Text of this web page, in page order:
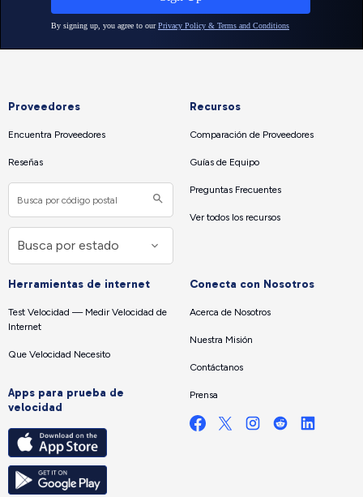
Proveedores
Encuentra Proveedores
Reseñas
Recursos
Comparación de Proveedores
Guías de Equipo
Preguntas Frecuentes
Ver todos los recursos
Herramientas de internet
Test Velocidad — Medir Velocidad de
Internet
Que Velocidad Necesito
Apps para prueba de
velocidad
Conecta con Nosotros
Acerca de Nosotros
Nuestra Misión
Contáctanos
Prensa